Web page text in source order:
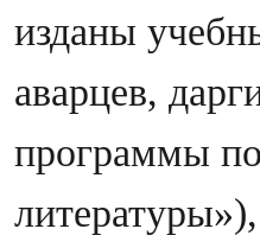
изданы
аварцев,
программы